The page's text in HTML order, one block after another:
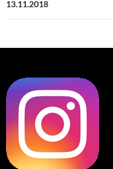
13.11.2018